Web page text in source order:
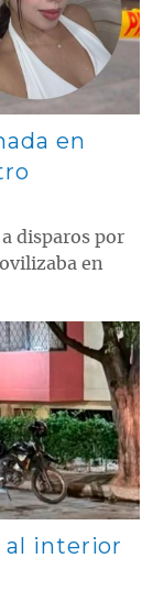
en
disparos por
en
al interior